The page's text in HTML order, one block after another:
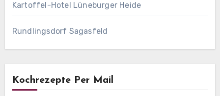
Kartoffel-Hotel Lüneburger Heide
Rundlingsdorf Sagasfeld
Kochrezepte Per Mail